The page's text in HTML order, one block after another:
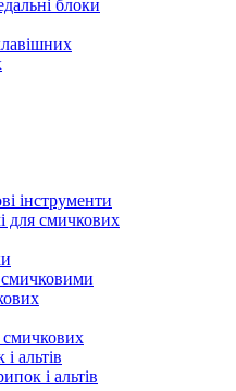
блоки
інструменти
для смичкових
смичковими
смичкових
альтів
і альтів